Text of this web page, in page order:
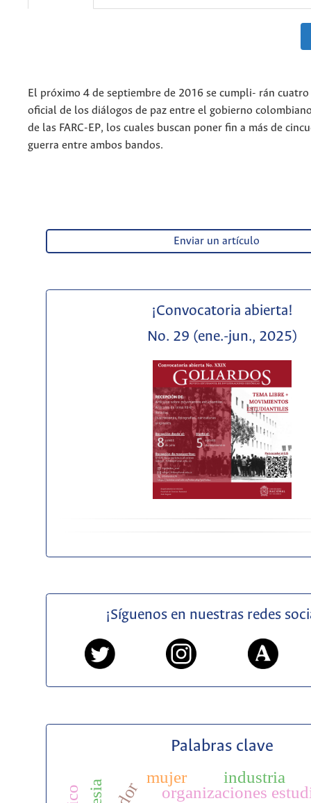
El próximo 4 de septiembre de 2016 se cumpli- rán
oficial de los diálogos de paz entre el gobierno
de las FARC-EP, los cuales buscan poner fin a más de
guerra entre ambos bandos.
Enviar un artículo
¡Convocatoria abierta!
No. 29 (ene.-jun., 2025)
¡Síguenos en nuestras redes
Palabras clave
organizaciones
industria
mujer